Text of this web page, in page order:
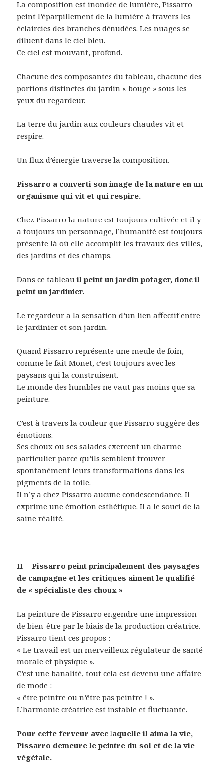
La composition est inondée de lumière, Pissarro
peint l’éparpillement de la lumière à travers les
éclaircies des branches dénudées. Les nuages se
diluent dans le ciel bleu.
Ce ciel est mouvant, profond.
Chacune des composantes du tableau, chacune des
portions distinctes du jardin « bouge » sous les
yeux du regardeur.
La terre du jardin aux couleurs chaudes vit et
respire.
Un flux d’énergie traverse la composition.
Pissarro a converti son image de la nature en un
organisme qui vit et qui respire.
Chez Pissarro la nature est toujours cultivée et il y
a toujours un personnage, l’humanité est toujours
présente là où elle accomplit les travaux des villes,
des jardins et des champs.
Dans ce tableauil peint un jardin potager, donc il
peint un jardinier.
Le regardeur a la sensation d’un lien affectif entre
le jardinier et son jardin.
Quand Pissarro représente une meule de foin,
comme le fait Monet, c’est toujours avec les
paysans qui la construisent.
Le monde des humbles ne vaut pas moins que sa
peinture.
C’est à travers la couleur que Pissarro suggère des
émotions.
Ses choux ou ses salades exercent un charme
particulier parce qu’ils semblent trouver
spontanément leurs transformations dans les
pigments de la toile.
Il n’y a chez Pissarro aucune condescendance. Il
exprime une émotion esthétique. Il a le souci de la
saine réalité.
II- Pissarro peint principalement des paysages
de campagne et les critiques aiment le qualifié
de « spécialiste des choux »
La peinture de Pissarro engendre une impression
de bien-être par le biais de la production créatrice.
Pissarro tient ces propos :
« Le travail est un merveilleux régulateur de santé
morale et physique ».
C’est une banalité, tout cela est devenu une affaire
de mode :
« être peintre ou n’être pas peintre ! ».
L’harmonie créatrice est instable et fluctuante.
Pour cette ferveur avec laquelle il aima la vie,
Pissarro demeure le peintre du sol et de la vie
végétale.